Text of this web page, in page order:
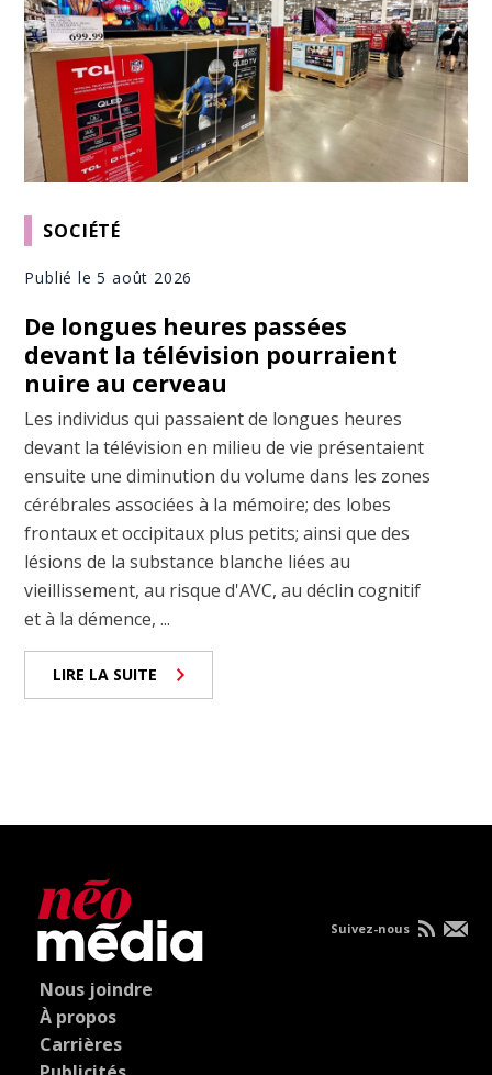
SOCIÉTÉ
Publié le 5 août 2026
De longues heures passées
devant la télévision pourraient
nuire au cerveau
Les individus qui passaient de longues heures
devant la télévision en milieu de vie présentaient
ensuite une diminution du volume dans les zones
cérébrales associées à la mémoire; des lobes
frontaux et occipitaux plus petits; ainsi que des
lésions de la substance blanche liées au
vieillissement, au risque d'AVC, au déclin cognitif
et à la démence, ...
LIRE LA SUITE
Nous joindre
À propos
Carrières
Suivez-nous